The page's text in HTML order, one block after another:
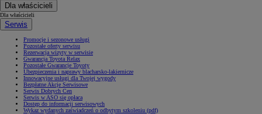
Dla właścicieli
Dla właścicieli
Serwis
Promocje i sezonowe usługi
Pozostałe oferty serwisu
Rezerwacja wizyty w serwisie
Gwarancja Toyota Relax
Pozostałe Gwarancje Toyoty
Ubezpieczenia i naprawy blacharsko-lakiernicze
Innowacyjne usługi dla Twojej wygody
Bezpłatne Akcje Serwisowe
Serwis Dobrych Cen
Serwis w ASO się opłaca
Dostęp do informacji serwisowych
Wykaz wydanych zaświadczeń o odbytym szkoleniu (pdf)